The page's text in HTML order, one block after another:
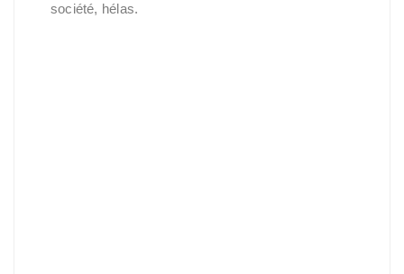
société, hélas.